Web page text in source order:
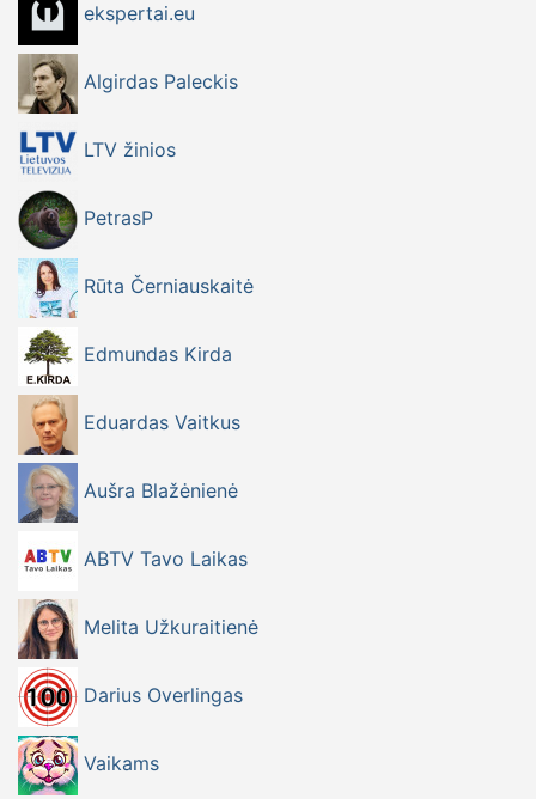
ekspertai.eu
Algirdas Paleckis
LTV žinios
PetrasP
Rūta Černiauskaitė
Edmundas Kirda
Eduardas Vaitkus
Aušra Blažėnienė
ABTV Tavo Laikas
Melita Užkuraitienė
Darius Overlingas
Vaikams